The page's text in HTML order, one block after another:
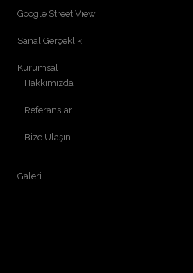
Google Street View
Sanal Gerçeklik
Kurumsal
Hakkımızda
Referanslar
Bize Ulaşın
Galeri